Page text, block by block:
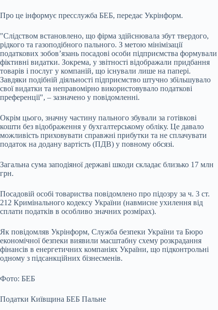
Про це інформує пресслужба БЕБ, передає Укрінформ.
"Слідством встановлено, що фірма здійснювала збут твердого,
рідкого та газоподібного пального. З метою мінімізації
податкових зобов’язань посадові особи підприємства формували
фіктивні видатки. Зокрема, у звітності відображали придбання
товарів і послуг у компаній, що існували лише на папері.
Завдяки подібній діяльності підприємство штучно збільшувало
свої видатки та неправомірно використовувало податкові
преференції", – зазначено у повідомленні.
Окрім цього, значну частину пального збували за готівкові
кошти без відображення у бухгалтерському обліку. Це давало
можливість приховувати справжні прибутки та не сплачувати
податок на додану вартість (ПДВ) у повному обсязі.
Загальна сума заподіяної державі шкоди складає близько 17 млн
грн.
Посадовій особі товариства повідомлено про підозру за ч. 3 ст.
212 Кримінального кодексу України (навмисне ухилення від
сплати податків в особливо значних розмірах).
Як повідомляв Укрінформ, Служба безпеки України та Бюро
економічної безпеки виявили масштабну схему розкрадання
фінансів в енергетичних компаніях України, що підконтрольні
одному з підсанкційних бізнесменів.
Фото: БЕБ
Податки Київщина БЕБ Пальне